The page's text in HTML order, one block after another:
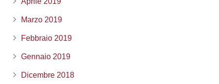
Marzo 2019
Febbraio 2019
Gennaio 2019
Dicembre 2018